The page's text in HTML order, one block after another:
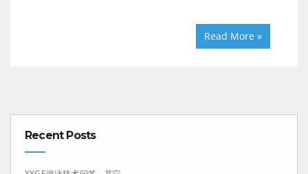
Read More »
Recent Posts